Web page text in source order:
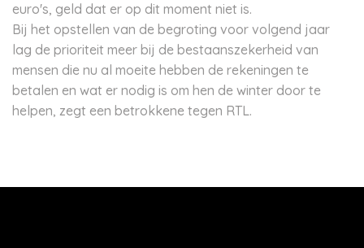
euro's, geld dat er op dit moment niet is.
Bij het opstellen van de begroting voor volgend jaar
lag de prioriteit meer bij de bestaanszekerheid van
mensen die nu al moeite hebben de rekeningen te
betalen en wat er nodig is om hen de winter door te
helpen, zegt een betrokkene tegen RTL.